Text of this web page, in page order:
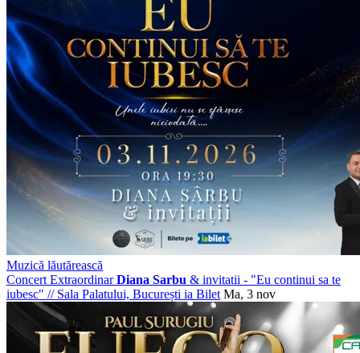
Muzică lăutărească
Concert ExtraordinarDiana Sarbu & invitatii - "Eu continui sa te
iubesc" //Sala Palatului, București ia Bilet Ma, 3 nov